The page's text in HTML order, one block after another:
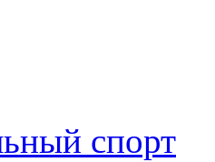
спорт